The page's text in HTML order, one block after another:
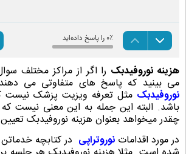
هزینه نوروفیدبک را اگر از مراکز مختلف
می بینید که پاسخ های متفاوتی می
نوروفیدبک مثل تعرفه ویزیت پزشک نیست
باشد. البته این جمله به این معنی نیست
چقدر میخواهد بعنوان هزینه نوروفیدبک
در مورد اقدامات نوروتراپی در کتابچه